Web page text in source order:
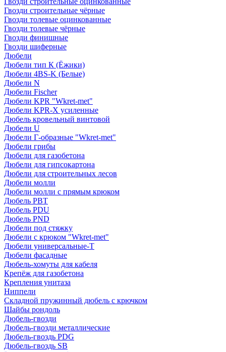
Гвозди строительные чёрные
Гвозди толевые оцинкованные
Гвозди толевые чёрные
Гвозди финишные
Гвозди шиферные
Дюбели
Дюбели тип К (Ёжики)
Дюбели 4BS-K (Белые)
Дюбели N
Дюбели Fischer
Дюбели KPR "Wkret-met"
Дюбели KPR-Х усиленные
Дюбель кровельный винтовой
Дюбели U
Дюбели Г-образные "Wkret-met"
Дюбели грибы
Дюбели для газобетона
Дюбели для гипсокартона
Дюбели для строительных лесов
Дюбели молли
Дюбели молли с прямым крюком
Дюбель PBT
Дюбель PDU
Дюбель PND
Дюбели под стяжку
Дюбели с крюком "Wkret-met"
Дюбели универсальные-Т
Дюбели фасадные
Дюбель-хомуты для кабеля
Крепёж для газобетона
Крепления унитаза
Ниппели
Складной пружинный дюбель с крючком
Шайбы рондоль
Дюбель-гвозди
Дюбель-гвозди металлические
Дюбель-гвоздь PDG
Дюбель-гвоздь SB